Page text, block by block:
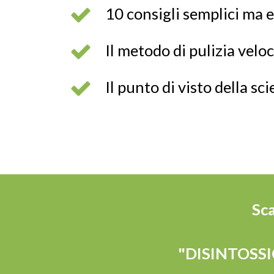
10 consigli semplici ma
Il metodo di pulizia
Il punto di visto della